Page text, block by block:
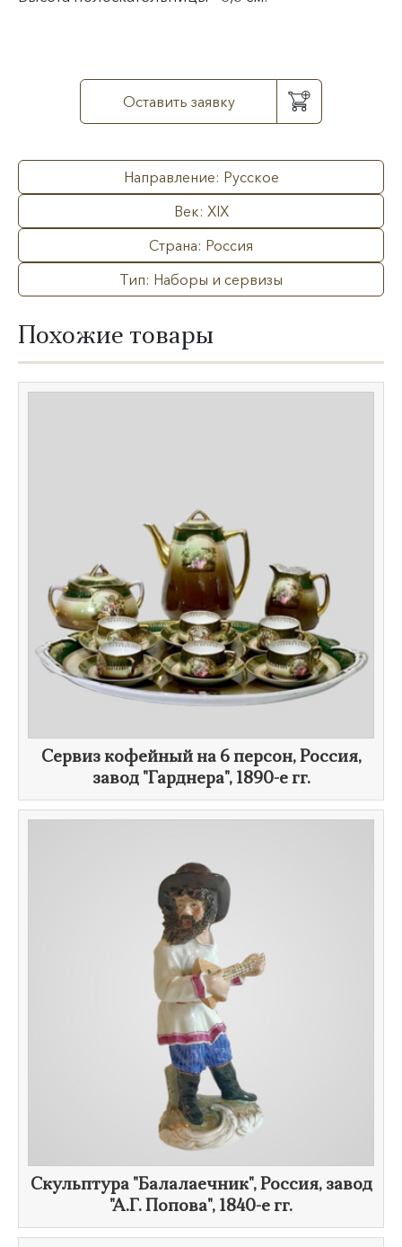
Оставить заявку
Направление: Русское
Век: XIX
Страна: Россия
Тип: Наборы и сервизы
Похожие товары
Сервиз кофейный на 6 персон, Россия,
завод "Гарднера", 1890-е гг.
Скульптура "Балалаечник", Россия, завод
"А.Г. Попова", 1840-е гг.